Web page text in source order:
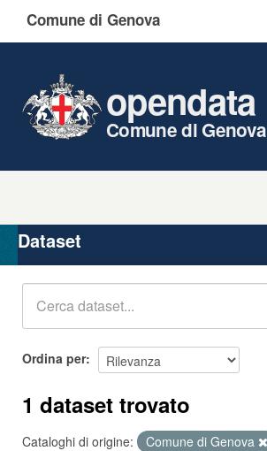
Comune di Genova
opendata
Comune di Genova
Organizzazioni
Gruppi
Dataset
Ordina per
1 dataset trovato
Cataloghi di origine: Comune di Genova